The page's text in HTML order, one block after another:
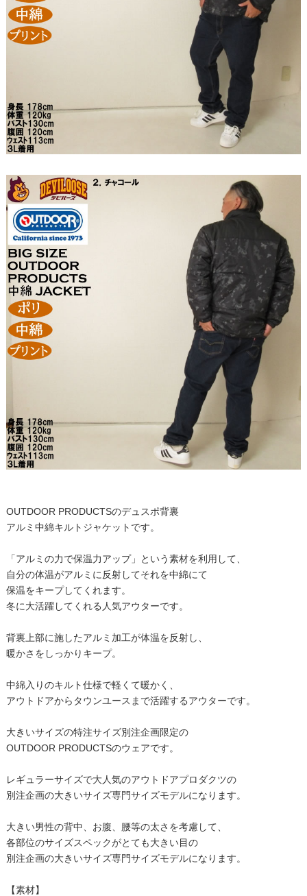
OUTDOOR PRODUCTSのデュスポ背裏
アルミ中綿キルトジャケットです。
「アルミの力で保温力アップ」という素材を利用して、
自分の体温がアルミに反射してそれを中綿にて
保温をキープしてくれます。
冬に大活躍してくれる人気アウターです。
背裏上部に施したアルミ加工が体温を反射し、
暖かさをしっかりキープ。
中綿入りのキルト仕様で軽くて暖かく、
アウトドアからタウンユースまで活躍するアウターです。
大きいサイズの特注サイズ別注企画限定の
OUTDOOR PRODUCTSのウェアです。
レギュラーサイズで大人気のアウトドアプロダクツの
別注企画の大きいサイズ専門サイズモデルになります。
大きい男性の背中、お腹、腰等の太さを考慮して、
各部位のサイズスペックがとても大きい目の
別注企画の大きいサイズ専門サイズモデルになります。
【素材】